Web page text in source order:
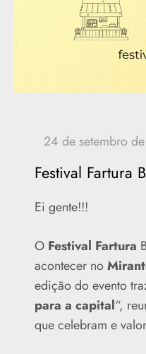
Festival Fartura
Ei gente!!!
O Festival Fartura
acontecer no
edição do evento
para a capital“,
que celebram e